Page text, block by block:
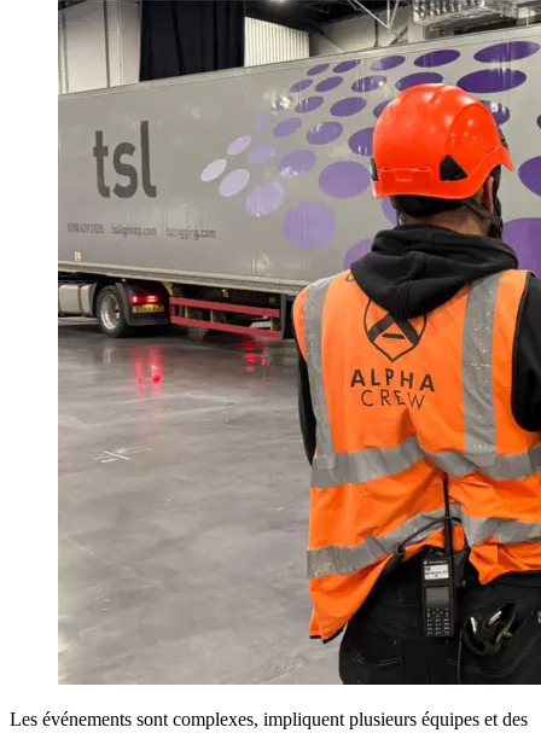
Les événements sont complexes, impliquent plusieurs équipes et des